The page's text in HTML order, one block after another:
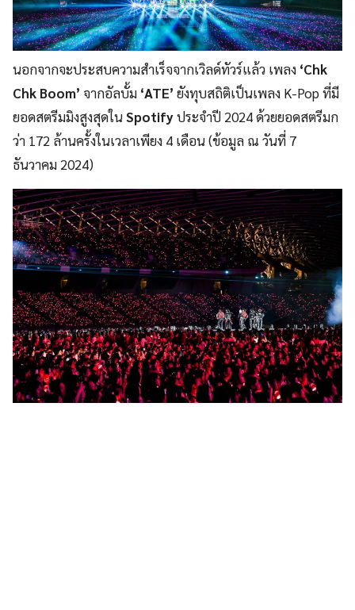
นอกจากจะประสบความสำเร็จจากเวิลด์ทัวร์แล้ว เพลง ‘Chk
Chk Boom’ จากอัลบั้ม ‘ATE’ ยังทุบสถิติเป็นเพลง K-Pop ที่มี
ยอดสตรีมมิงสูงสุดในSpotifyประจำปี 2024 ด้วยยอดสตรีมก
ว่า 172 ล้านครั้งในเวลาเพียง 4 เดือน (ข้อมูล ณ วันที่ 7
ธันวาคม 2024)